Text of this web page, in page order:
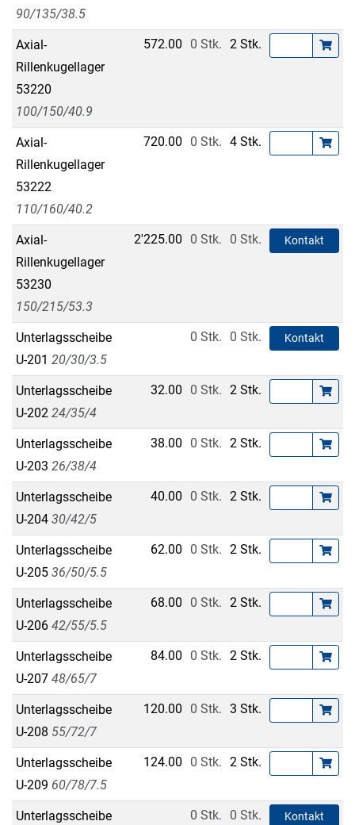
90/135/38.5
Axial-
Rillenkugellager
53220
100/150/40.9
572.00 0 Stk. 2 Stk.
Axial-
Rillenkugellager
53222
110/160/40.2
720.00 0 Stk. 4 Stk.
Axial-
Rillenkugellager
53230
150/215/53.3
2'225.00 0 Stk. 0 Stk. Kontakt
Unterlagsscheibe
U-201 20/30/3.5
0 Stk. 0 Stk. Kontakt
Unterlagsscheibe
U-202 24/35/4
32.00 0 Stk. 2 Stk.
Unterlagsscheibe
U-203 26/38/4
38.00 0 Stk. 2 Stk.
Unterlagsscheibe
U-204 30/42/5
40.00 0 Stk. 2 Stk.
Unterlagsscheibe
U-205 36/50/5.5
62.00 0 Stk. 2 Stk.
Unterlagsscheibe
U-206 42/55/5.5
68.00 0 Stk. 2 Stk.
Unterlagsscheibe
U-207 48/65/7
84.00 0 Stk. 2 Stk.
Unterlagsscheibe
U-208 55/72/7
120.00 0 Stk. 3 Stk.
Unterlagsscheibe
U-209 60/78/7.5
124.00 0 Stk. 2 Stk.
Unterlagsscheibe
0 Stk. 0 Stk. Kontakt